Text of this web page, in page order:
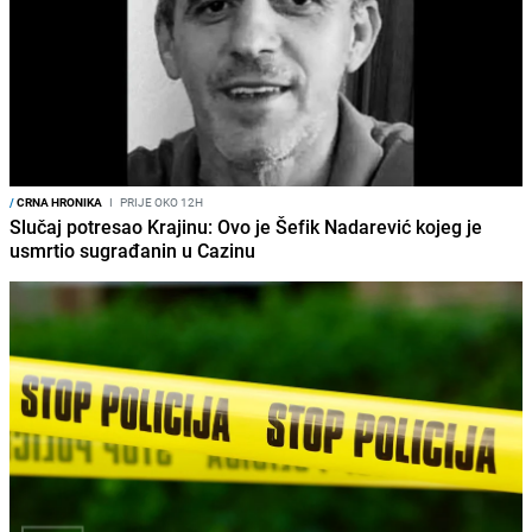
/CRNA HRONIKA I PRIJE OKO 12H
Slučaj potresao Krajinu: Ovo je Šefik Nadarević kojeg je
usmrtio sugrađanin u Cazinu